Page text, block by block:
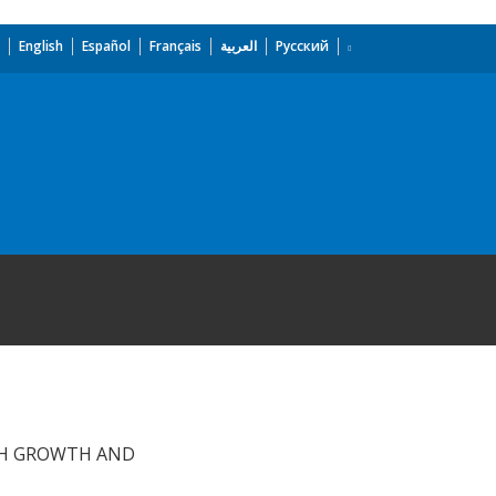
English Español Français العربية Русский
GROWTH AND